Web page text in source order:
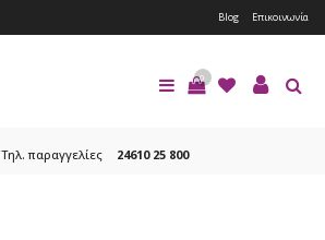
Blog Επικοινωνία
0
Τηλ. παραγγελίες 24610 25 800